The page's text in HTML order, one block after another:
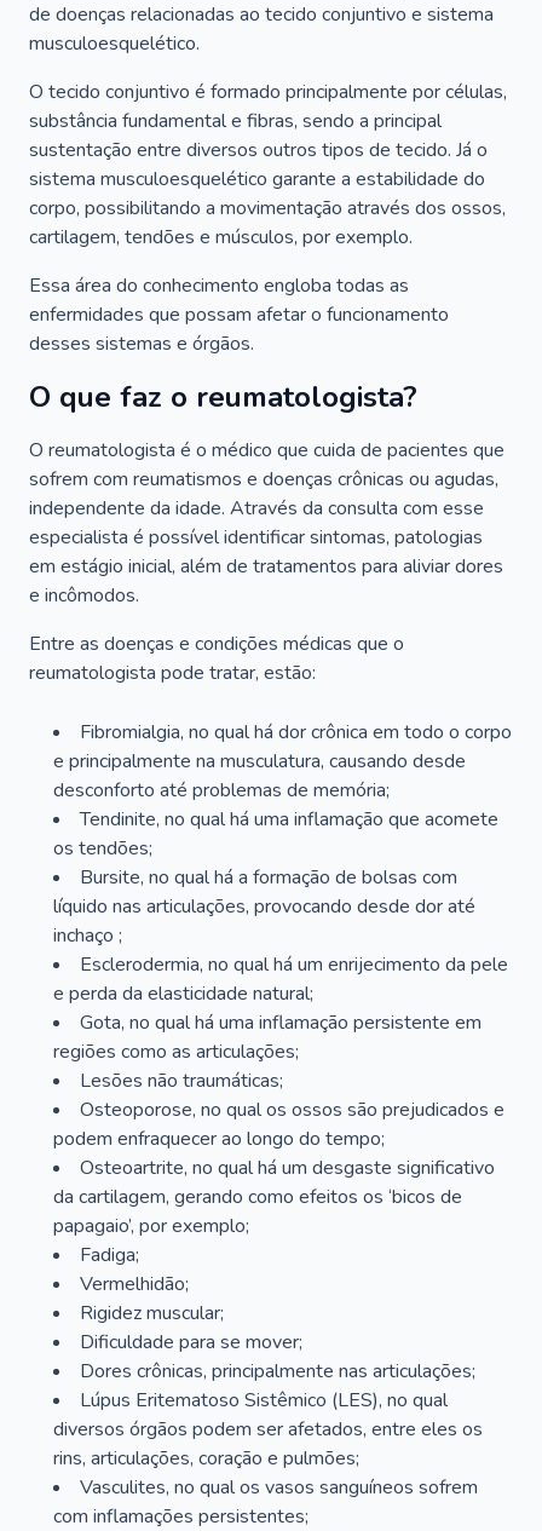
de doenças relacionadas ao tecido conjuntivo e sistema
musculoesquelético.
O tecido conjuntivo é formado principalmente por células,
substância fundamental e fibras, sendo a principal
sustentação entre diversos outros tipos de tecido. Já o
sistema musculoesquelético garante a estabilidade do
corpo, possibilitando a movimentação através dos ossos,
cartilagem, tendões e músculos, por exemplo.
Essa área do conhecimento engloba todas as
enfermidades que possam afetar o funcionamento
desses sistemas e órgãos.
O que faz o reumatologista?
O reumatologista é o médico que cuida de pacientes que
sofrem com reumatismos e doenças crônicas ou agudas,
independente da idade. Através da consulta com esse
especialista é possível identificar sintomas, patologias
em estágio inicial, além de tratamentos para aliviar dores
e incômodos.
Entre as doenças e condições médicas que o
reumatologista pode tratar, estão:
Fibromialgia, no qual há dor crônica em todo o corpo
e principalmente na musculatura, causando desde
desconforto até problemas de memória;
Tendinite, no qual há uma inflamação que acomete
os tendões;
Bursite, no qual há a formação de bolsas com
líquido nas articulações, provocando desde dor até
inchaço ;
Esclerodermia, no qual há um enrijecimento da pele
e perda da elasticidade natural;
Gota, no qual há uma inflamação persistente em
regiões como as articulações;
Lesões não traumáticas;
Osteoporose, no qual os ossos são prejudicados e
podem enfraquecer ao longo do tempo;
Osteoartrite, no qual há um desgaste significativo
da cartilagem, gerando como efeitos os ‘bicos de
papagaio’, por exemplo;
Fadiga;
Vermelhidão;
Rigidez muscular;
Dificuldade para se mover;
Dores crônicas, principalmente nas articulações;
Lúpus Eritematoso Sistêmico (LES), no qual
diversos órgãos podem ser afetados, entre eles os
rins, articulações, coração e pulmões;
Vasculites, no qual os vasos sanguíneos sofrem
com inflamações persistentes;